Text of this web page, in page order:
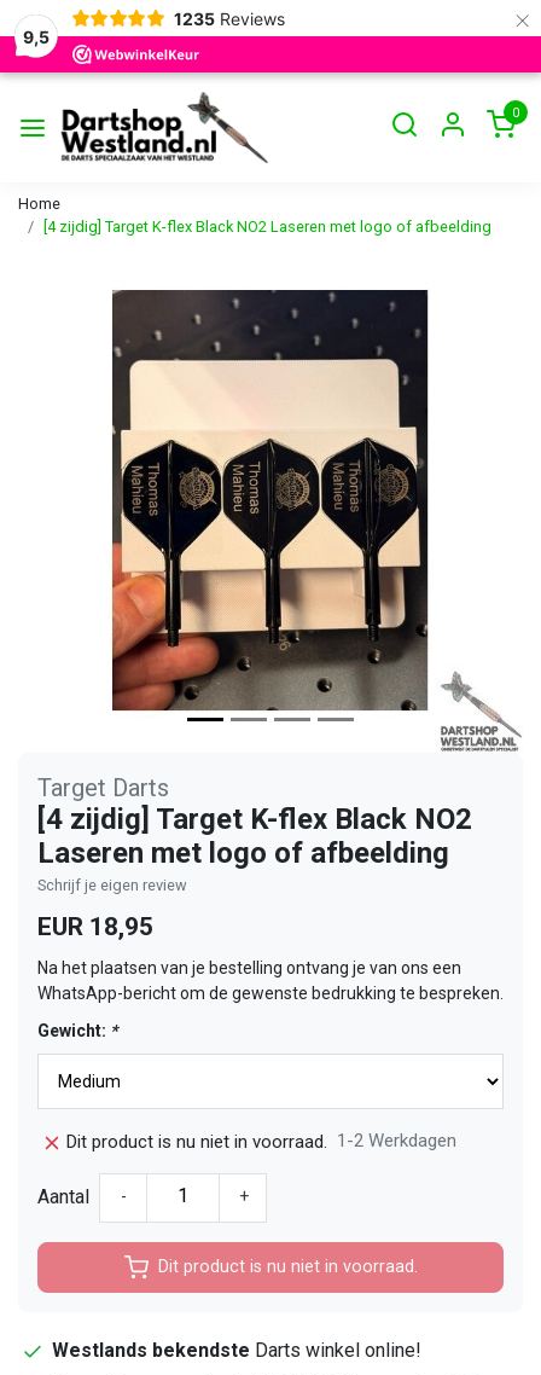
9,5
1235 Reviews ×
0
Home
[4 zijdig] Target K-flex Black NO2 Laseren met logo of afbeelding
Target Darts
[4 zijdig] Target K-flex Black NO2
Laseren met logo of afbeelding
Schrijf je eigen review
EUR 18,95
Na het plaatsen van je bestelling ontvang je van ons een
WhatsApp-bericht om de gewenste bedrukking te bespreken.
Gewicht: *
Dit product is nu niet in voorraad. 1-2 Werkdagen
Aantal - +
Dit product is nu niet in voorraad.
Westlands bekendste Darts winkel online!